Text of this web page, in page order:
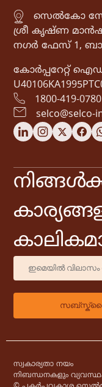
സെൽകോ
ശ്രീ കൃഷ്ണ മാൻഷൻ
നഗർ ഫേസ് 1,
കോർപ്പറേറ്റ്
1800-419-
selco@selco-
സ്വകാര്യതാ നയം
നിബന്ധനകളും